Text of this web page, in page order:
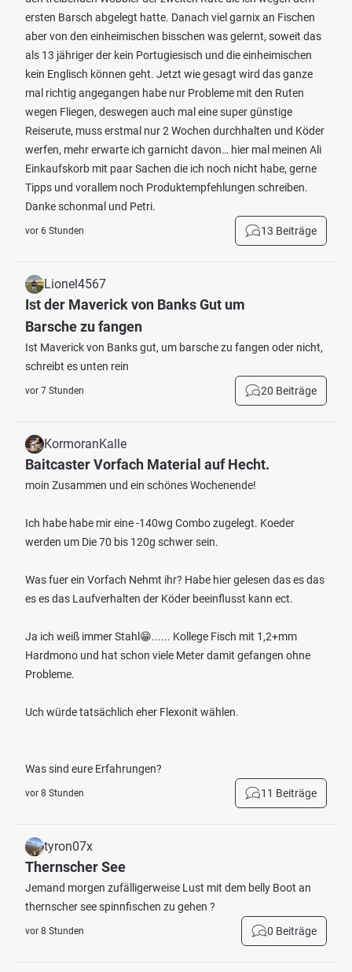
ersten Barsch abgelegt hatte. Danach viel garnix an Fischen
aber von den einheimischen bisschen was gelernt, soweit das
als 13 jähriger der kein Portugiesisch und die einheimischen
kein Englisch können geht. Jetzt wie gesagt wird das ganze
mal richtig angegangen habe nur Probleme mit den Ruten
wegen Fliegen, deswegen auch mal eine super günstige
Reiserute, muss erstmal nur 2 Wochen durchhalten und Köder
werfen, mehr erwarte ich garnicht davon… hier mal meinen Ali
Einkaufskorb mit paar Sachen die ich noch nicht habe, gerne
Tipps und vorallem noch Produktempfehlungen schreiben.
Danke schonmal und Petri.
vor 6 Stunden 13 Beiträge
Lionel4567
Ist der Maverick von Banks Gut um
Barsche zu fangen
Ist Maverick von Banks gut, um barsche zu fangen oder nicht,
schreibt es unten rein
vor 7 Stunden 20 Beiträge
KormoranKalle
Baitcaster Vorfach Material auf Hecht.
moin Zusammen und ein schönes Wochenende!
Ich habe habe mir eine -140wg Combo zugelegt. Koeder
werden um Die 70 bis 120g schwer sein.
Was fuer ein Vorfach Nehmt ihr? Habe hier gelesen das es das
es es das Laufverhalten der Köder beeinflusst kann ect.
Ja ich weiß immer Stahl😁...... Kollege Fisch mit 1,2+mm
Hardmono und hat schon viele Meter damit gefangen ohne
Probleme.
Uch würde tatsächlich eher Flexonit wählen.
Was sind eure Erfahrungen?
vor 8 Stunden 11 Beiträge
tyron07x
Thernscher See
Jemand morgen zufälligerweise Lust mit dem belly Boot an
thernscher see spinnfischen zu gehen ?
vor 8 Stunden 0 Beiträge